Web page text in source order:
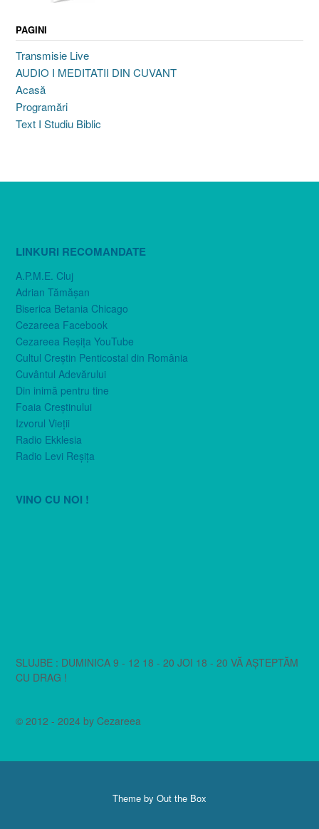
PAGINI
Transmisie Live
AUDIO I MEDITATII DIN CUVANT
Acasă
Programări
Text I Studiu Biblic
LINKURI RECOMANDATE
A.P.M.E. Cluj
Adrian Tămăşan
Biserica Betania Chicago
Cezareea Facebook
Cezareea Reşiţa YouTube
Cultul Creştin Penticostal din România
Cuvântul Adevărului
Din inimă pentru tine
Foaia Creştinului
Izvorul Vieţii
Radio Ekklesia
Radio Levi Reşiţa
VINO CU NOI !
SLUJBE : DUMINICA 9 - 12 18 - 20 JOI 18 - 20 VĂ AȘTEPTĂM
CU DRAG !
© 2012 - 2024 by Cezareea
Theme by Out the Box